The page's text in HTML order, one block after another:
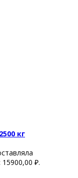
кг
₽.